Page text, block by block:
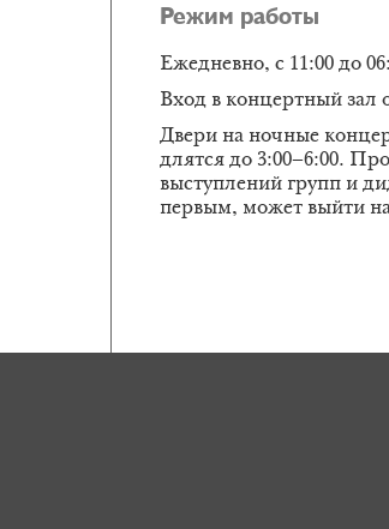
Режим работы
Ежедневно, с 11:00 до
Вход в концертный зал
Двери на ночные
длятся до 3:00–6:00.
выступлений групп и
первым, может выйти